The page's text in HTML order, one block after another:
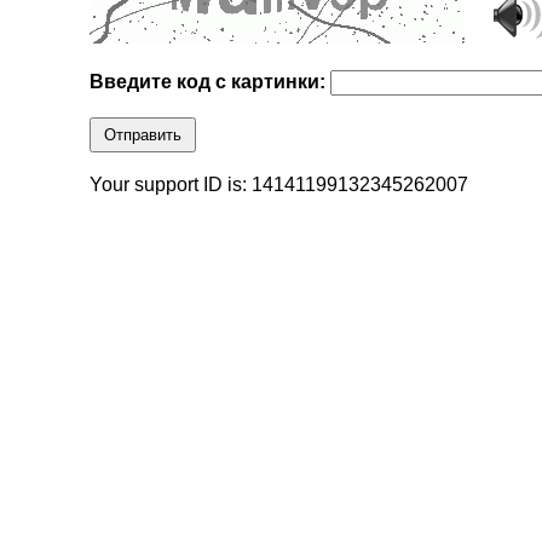
Введите код с картинки:
Отправить
Your support ID is: 14141199132345262007